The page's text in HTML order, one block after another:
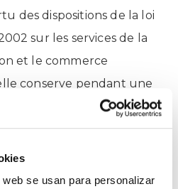
se usan para personalizar
des dispositions de la loi
sur les services de la
et le commerce
conserve pendant une
mois les informations
l’origine des données
où le service a été
ces données n’affecte